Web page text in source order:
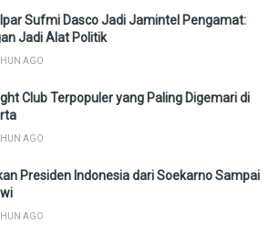
Sufmi Dasco Jadi Jamintel Pengamat:
Jadi Alat Politik
AGO
Club Terpopuler yang Paling Digemari di
AGO
Presiden Indonesia dari Soekarno Sampai
AGO